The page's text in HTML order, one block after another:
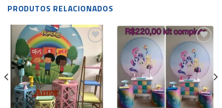
PRODUTOS RELACIONADOS
Add to
wishlist
Add to
wishlist